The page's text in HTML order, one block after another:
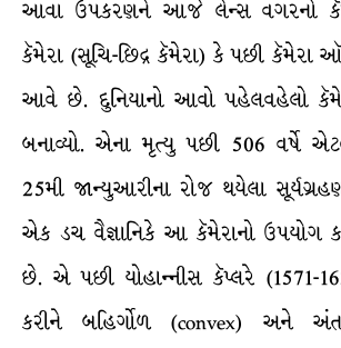
આવા ઉપકરણને આજે લેન્સ વગરનો
કૅમેરા (સૂચિ-છિદ્ર કૅમેરા) કે પછી કૅમેરા
આવે છે. દુનિયાનો આવો પહેલવહેલો
બનાવ્યો. એના મૃત્યુ પછી 506 વર્ષે
25મી જાન્યુઆરીના રોજ થયેલા
એક ડચ વૈજ્ઞાનિકે આ કૅમેરાનો ઉપયોગ
છે. એ પછી યોહાન્નીસ કૅપ્લરે (1571-
કરીને બહિર્ગોળ (convex) અને